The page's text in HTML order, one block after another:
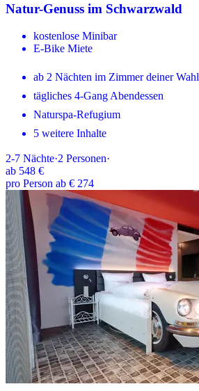
Natur-Genuss im Schwarzwald
kostenlose Minibar
E-Bike Miete
ab 2 Nächten im Zimmer deiner Wahl
tägliches 4-Gang Abendessen
Naturspa-Refugium
5 weitere Inhalte
2-7 Nächte·2 Personen·
ab 548 €
pro Person ab € 274